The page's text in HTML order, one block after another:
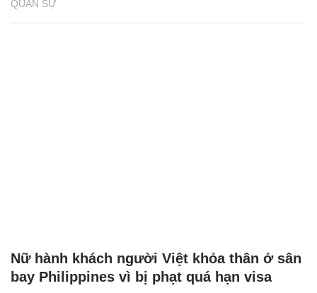
QUÂN SỰ
Nữ hành khách người Việt khỏa thân ở sân
bay Philippines vì bị phạt quá hạn visa